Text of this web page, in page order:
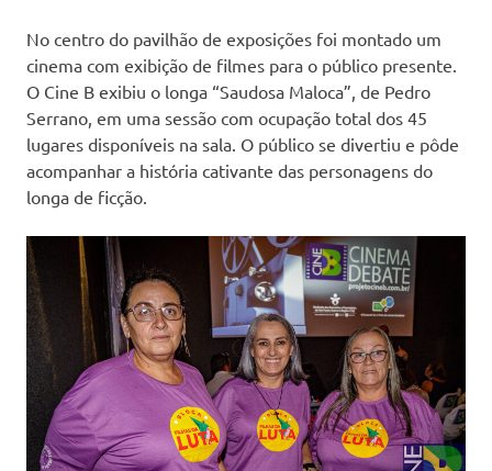
No centro do pavilhão de exposições foi montado um
cinema com exibição de filmes para o público presente.
O Cine B exibiu o longa “Saudosa Maloca”, de Pedro
Serrano, em uma sessão com ocupação total dos 45
lugares disponíveis na sala. O público se divertiu e pôde
acompanhar a história cativante das personagens do
longa de ficção.